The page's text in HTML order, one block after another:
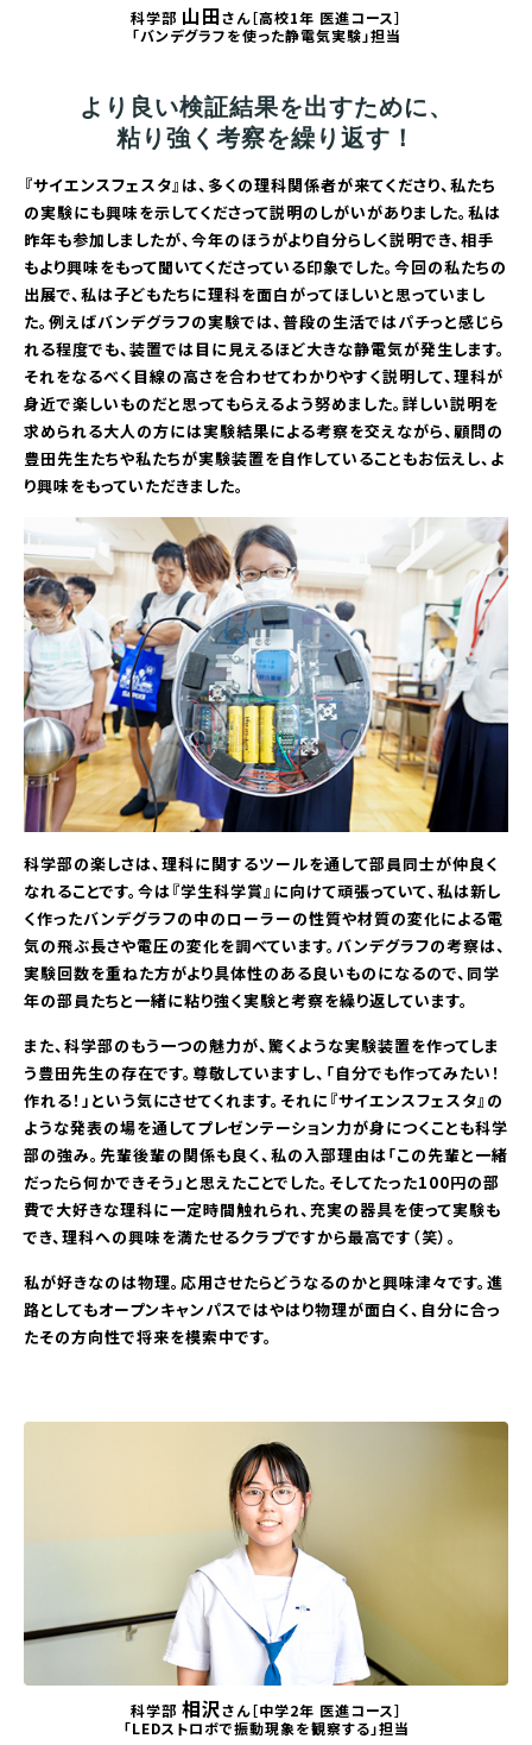
科学部 山田さん［高校1年 医進コース］
「バンデグラフを使った静電気実験」担当
より良い検証結果を出すために、
粘り強く考察を繰り返す！
『サイエンスフェスタ』は、多くの理科関係者が来てくださり、私たち
の実験にも興味を示してくださって説明のしがいがありました。私は
昨年も参加しましたが、今年のほうがより自分らしく説明でき、相手
もより興味をもって聞いてくださっている印象でした。今回の私たちの
出展で、私は子どもたちに理科を面白がってほしいと思っていまし
た。例えばバンデグラフの実験では、普段の生活ではパチっと感じら
れる程度でも、装置では目に見えるほど大きな静電気が発生します。
それをなるべく目線の高さを合わせてわかりやすく説明して、理科が
身近で楽しいものだと思ってもらえるよう努めました。詳しい説明を
求められる大人の方には実験結果による考察を交えながら、顧問の
豊田先生たちや私たちが実験装置を自作していることもお伝えし、よ
り興味をもっていただきました。
科学部の楽しさは、理科に関するツールを通して部員同士が仲良く
なれることです。今は『学生科学賞』に向けて頑張っていて、私は新し
く作ったバンデグラフの中のローラーの性質や材質の変化による電
気の飛ぶ長さや電圧の変化を調べています。バンデグラフの考察は、
実験回数を重ねた方がより具体性のある良いものになるので、同学
年の部員たちと一緒に粘り強く実験と考察を繰り返しています。
また、科学部のもう一つの魅力が、驚くような実験装置を作ってしま
う豊田先生の存在です。尊敬していますし、「自分でも作ってみたい！
作れる！」という気にさせてくれます。それに『サイエンスフェスタ』の
ような発表の場を通してプレゼンテーション力が身につくことも科学
部の強み。先輩後輩の関係も良く、私の入部理由は「この先輩と一緒
だったら何かできそう」と思えたことでした。そしてたった100円の部
費で大好きな理科に一定時間触れられ、充実の器具を使って実験も
でき、理科への興味を満たせるクラブですから最高です（笑）。
私が好きなのは物理。応用させたらどうなるのかと興味津々です。進
路としてもオープンキャンパスではやはり物理が面白く、自分に合っ
たその方向性で将来を模索中です。
科学部 相沢さん［中学2年 医進コース］
「LEDストロボで振動現象を観察する」担当